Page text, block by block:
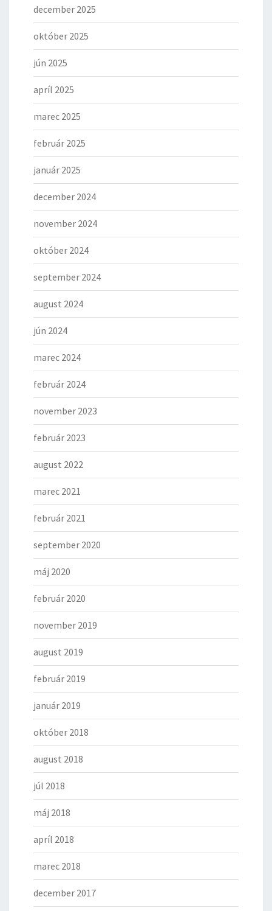
december 2025
október 2025
jún 2025
apríl 2025
marec 2025
február 2025
január 2025
december 2024
november 2024
október 2024
september 2024
august 2024
jún 2024
marec 2024
február 2024
november 2023
február 2023
august 2022
marec 2021
február 2021
september 2020
máj 2020
február 2020
november 2019
august 2019
február 2019
január 2019
október 2018
august 2018
júl 2018
máj 2018
apríl 2018
marec 2018
december 2017